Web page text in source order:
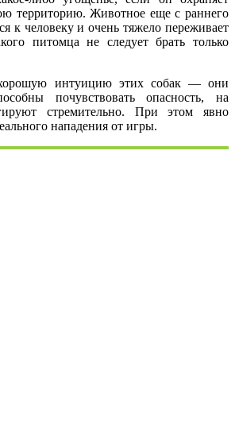
территорию. Животное еще с раннего
к человеку и очень тяжело переживает
питомца не следует брать только
интуицию этих собак — они
почувствовать опасность, на
стремительно. При этом явно
нападения от игры.